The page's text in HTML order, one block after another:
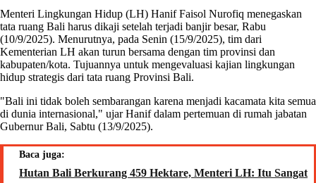
Menteri Lingkungan Hidup (LH) Hanif Faisol Nurofiq menegaskan
tata ruang Bali harus dikaji setelah terjadi banjir besar, Rabu
(10/9/2025). Menurutnya, pada Senin (15/9/2025), tim dari
Kementerian LH akan turun bersama dengan tim provinsi dan
kabupaten/kota. Tujuannya untuk mengevaluasi kajian lingkungan
hidup strategis dari tata ruang Provinsi Bali.
"Bali ini tidak boleh sembarangan karena menjadi kacamata kita semua
di dunia internasional," ujar Hanif dalam pertemuan di rumah jabatan
Gubernur Bali, Sabtu (13/9/2025).
Baca juga:
Hutan Bali Berkurang 459 Hektare, Menteri LH: Itu Sangat